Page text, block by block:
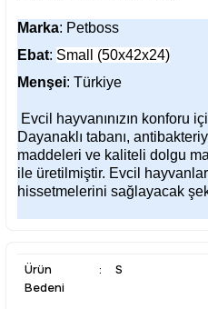
Marka: Petboss
Ebat: Small (50x42x24)
Menşei: Türkiye
Evcil hayvanınızın konforu
Dayanaklı tabanı,
maddeleri ve kaliteli dolgu
ile üretilmiştir. Evcil
hissetmelerini sağlayacak
Ürün
Bedeni
: S